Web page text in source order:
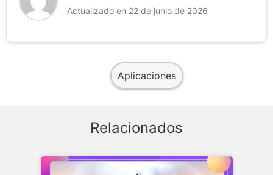
Actualizado en 22 de junio de 2026
Aplicaciones
Relacionados